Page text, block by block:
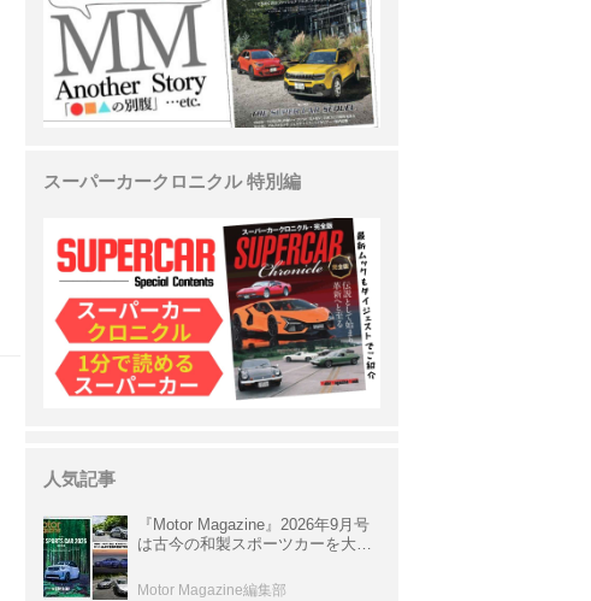
スーパーカークロニクル 特別編
人気記事
『Motor Magazine』2026年9月号
は古今の和製スポーツカーを大特
情報も満載
Motor Magazine編集部